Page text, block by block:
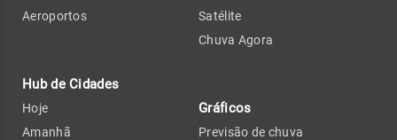
Aeroportos
Hub de Cidades
Hoje
Amanhã
Satélite
Chuva Agora
Gráficos
Previsão de chuva